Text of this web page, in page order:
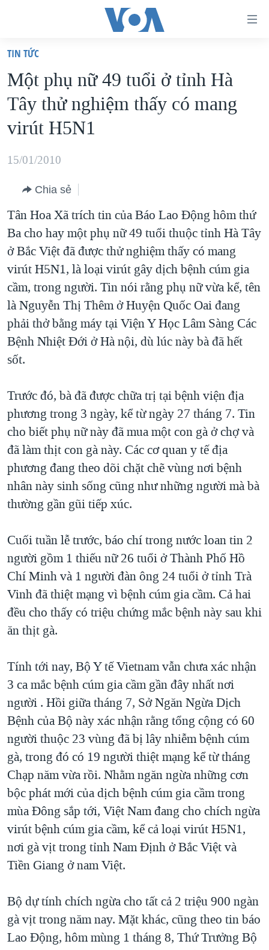
truy
cập
Tới
nội
chính
hướng
chính
Đi
tới
"Tìm"
VIỆT NAM
HOA KỲ
BIỂN ĐÔNG
THẾ GIỚI
DIỄN ĐÀN
MỤC
TỰ DO BÁO CHÍ
VẠCH TRẦN TIN GIẢ
NGƯỜI VIỆT HẢI NGOẠI
ĐỜI SỐNG
KINH TẾ
KHOA HỌC
VĂN HOÁ
THỂ THAO
GIÁO DỤC
CHUYÊN ĐỀ
CHIẾN TRANH THƯƠNG MẠI CỦA MỸ: QUÁ KHỨ VÀ HIỆN
TẠI
HÀNH TRÌNH BẦU CỬ 2024
MỘT NĂM CHIẾN TRANH TẠI DẢI GAZA
GIẢI MÃ VÀNH ĐAI & CON ĐƯỜNG
GROUND ZERO – XƯA VÀ NAY
CHI PHÍ CHIẾN TRANH AFGHANISTAN
CÁC GIÁ TRỊ CỘNG HÒA Ở VIỆT NAM
THƯỢNG ĐỈNH TRUMP-KIM TẠI VIỆT NAM
TRỊNH VĨNH BÌNH VS. CHÍNH PHỦ VIỆT NAM
NGƯ DÂN VIỆT VÀ LÀN SÓNG TRỘM HẢI SÂM
BÊN KIA QUỐC LỘ: TIẾNG VỌNG TỪ NÔNG THÔN MỸ
QUAN HỆ VIỆT MỸ
HỌC TIẾNG ANH
VIDEO
NGHE
MẠNG XÃ HỘI
Ngôn ngữ khác
TIN TỨC
Một phụ nữ 49 tuổi ở tỉnh Hà
Tây thử nghiệm thấy có mang
virút H5N1
15/01/2010
Chia sẻ
Tân Hoa Xã trích tin của Báo Lao Động hôm thứ
Ba cho hay một phụ nữ 49 tuổi thuộc tỉnh Hà Tây
ở Bắc Việt đã được thử nghiệm thấy có mang
virút H5N1, là loại virút gây dịch bệnh cúm gia
cầm, trong người. Tin nói rằng phụ nữ vừa kể, tên
là Nguyễn Thị Thêm ở Huyện Quốc Oai đang
phải thở bằng máy tại Viện Y Học Lâm Sàng Các
Bệnh Nhiệt Đới ở Hà nội, dù lúc này bà đã hết
sốt.
Trước đó, bà đã được chữa trị tại bệnh viện địa
phương trong 3 ngày, kể từ ngày 27 tháng 7. Tin
cho biết phụ nữ này đã mua một con gà ở chợ và
đã làm thịt con gà này. Các cơ quan y tế địa
phương đang theo dõi chặt chẽ vùng nơi bệnh
nhân này sinh sống cũng như những người mà bà
thường gần gũi tiếp xúc.
Cuối tuần lễ trước, báo chí trong nước loan tin 2
người gồm 1 thiếu nữ 26 tuổi ở Thành Phố Hồ
Chí Minh và 1 người đàn ông 24 tuổi ở tỉnh Trà
Vinh đã thiệt mạng vì bệnh cúm gia cầm. Cả hai
đều cho thấy có triệu chứng mắc bệnh này sau khi
ăn thịt gà.
Tính tới nay, Bộ Y tế Vietnam vẫn chưa xác nhận
3 ca mắc bệnh cúm gia cầm gần đây nhất nơi
người . Hồi giữa tháng 7, Sở Ngăn Ngừa Dịch
Bệnh của Bộ này xác nhận rằng tổng cộng có 60
người thuộc 23 vùng đã bị lây nhiễm bệnh cúm
gà, trong đó có 19 người thiệt mạng kể từ tháng
Chạp năm vừa rồi. Nhằm ngăn ngừa những cơn
bộc phát mới của dịch bệnh cúm gia cầm trong
mùa Đông sắp tới, Việt Nam đang cho chích ngừa
virút bệnh cúm gia cầm, kể cả loại virút H5N1,
nơi gà vịt trong tỉnh Nam Định ở Bắc Việt và
Tiền Giang ở nam Việt.
Bộ dự tính chích ngừa cho tất cả 2 triệu 900 ngàn
gà vịt trong năm nay. Mặt khác, cũng theo tin báo
Lao Động, hôm mùng 1 tháng 8, Thứ Trưởng Bộ